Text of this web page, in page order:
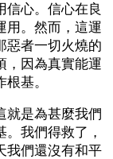
信心。信心在良
用。然而，這運
惡者一切火燒的
，因為真實能運
基。
就是為甚麼我們
我們得救了，
我們還沒有和平